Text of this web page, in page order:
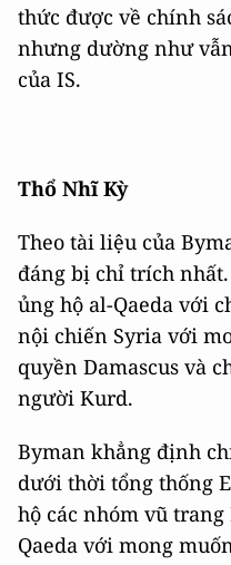
thức được về chính
nhưng dường như
của IS.
Thổ Nhĩ Kỳ
Theo tài liệu của
đáng bị chỉ trích
ủng hộ al-Qaeda với
nội chiến Syria với
quyền Damascus và
người Kurd.
Byman khẳng định
dưới thời tổng thống
hộ các nhóm vũ
Qaeda với mong